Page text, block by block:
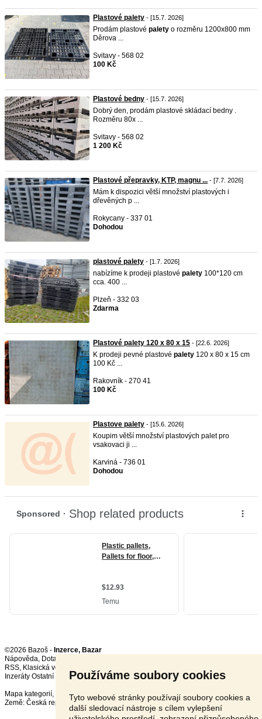
Používáme soubory cookies
Tyto webové stránky používají soubory cookies a
další sledovací nástroje s cílem vylepšení
Plastové palety - [15.7. 2026]
Prodám plastové palety o rozměru 1200x800 mm
Děrova ...
Svitavy - 568 02
100 Kč
Plastové bedny - [15.7. 2026]
Dobrý den, prodám plastové skládací bedny .
Rozměru 80x ...
Svitavy - 568 02
1 200 Kč
Plastové přepravky, KTP, magnu ... - [7.7. 2026]
Mám k dispozici větší množství plastových i
dřevěných p ...
Rokycany - 337 01
Dohodou
plastové palety - [1.7. 2026]
nabízíme k prodeji plastové palety 100*120 cm
cca. 400 ...
Plzeň - 332 03
Zdarma
Plastové palety 120 x 80 x 15 - [22.6. 2026]
K prodeji pevné plastové palety 120 x 80 x 15 cm
100 Kč ...
Rakovník - 270 41
100 Kč
Plastove palety - [15.6. 2026]
Koupim větší množství plastových palet pro
vsakovaci ji ...
Karviná - 736 01
Dohodou
©2026 Bazoš - Inzerce, Bazar
Nápověda, Dotazy
RSS,
Inzeráty Ostatní celkem:149827, za 24 hodin:3337
Mapa kategorií,
Nejvyhledávanější výrazy
Země: Česká republika ,Slovensko Polsko, Rakousko